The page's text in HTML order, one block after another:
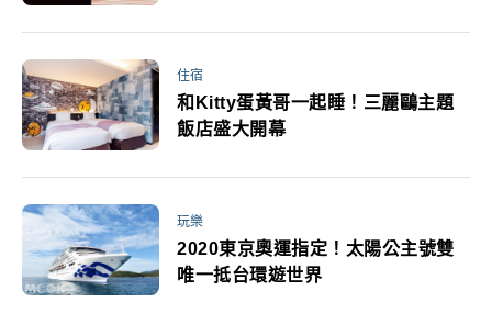
住宿
和Kitty蛋黃哥一起睡！三麗鷗主題
飯店盛大開幕
玩樂
2020東京奧運指定！太陽公主號雙
唯一抵台環遊世界